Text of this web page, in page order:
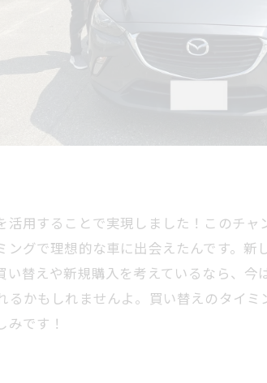
用することで実現しました！このチ
グで理想的な車に出会えたんです。
替えや新規購入を考えているなら、
かもしれませんよ。買い替えのタイ
です！